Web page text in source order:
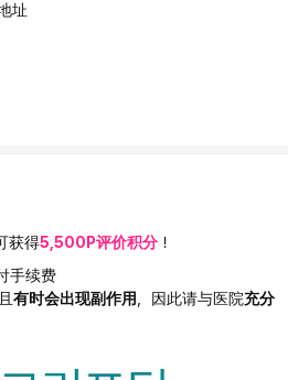
址
获得5,500P评价积分 ！
手续费
有时会出现副作用 ，因此请与医院充分